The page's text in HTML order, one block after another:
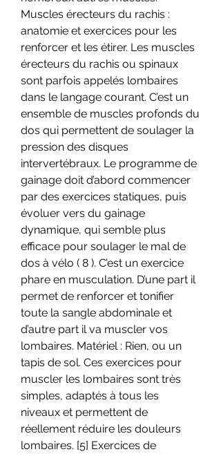
Muscles érecteurs du rachis :
anatomie et exercices pour les
renforcer et les étirer. Les muscles
érecteurs du rachis ou spinaux
sont parfois appelés lombaires
dans le langage courant. C’est un
ensemble de muscles profonds du
dos qui permettent de soulager la
pression des disques
intervertébraux. Le programme de
gainage doit d’abord commencer
par des exercices statiques, puis
évoluer vers du gainage
dynamique, qui semble plus
efficace pour soulager le mal de
dos à vélo ( 8 ). C’est un exercice
phare en musculation. D’une part il
permet de renforcer et tonifier
toute la sangle abdominale et
d’autre part il va muscler vos
lombaires. Matériel : Rien, ou un
tapis de sol. Ces exercices pour
muscler les lombaires sont très
simples, adaptés à tous les
niveaux et permettent de
réellement réduire les douleurs
lombaires. [5] Exercices de